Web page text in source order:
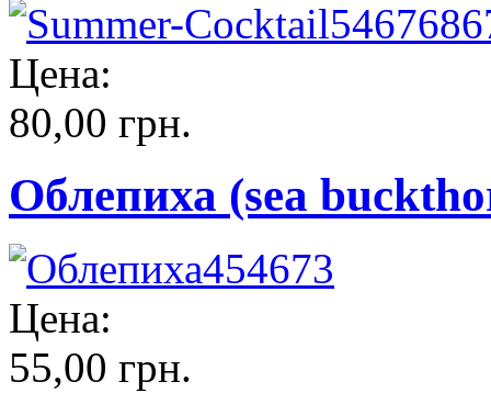
Цена:
80,00 грн.
Облепиха (sea
Цена:
55,00 грн.